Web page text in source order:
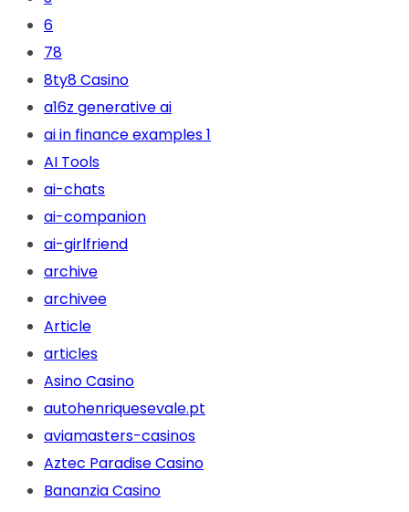
6
78
8ty8 Casino
a16z generative ai
ai in finance examples 1
AI Tools
ai-chats
ai-companion
ai-girlfriend
archive
archivee
Article
articles
Asino Casino
autohenriquesevale.pt
aviamasters-casinos
Aztec Paradise Casino
Bananzia Casino